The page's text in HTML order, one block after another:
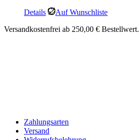
Details
Auf Wunschliste
Versandkostenfrei ab 250,00 € Bestellwert.
Zahlungsarten
Versand